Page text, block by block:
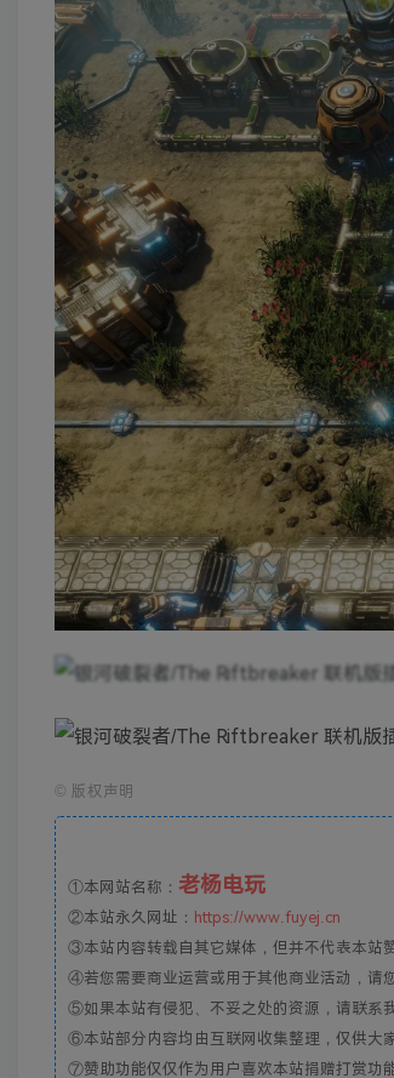
© 版权声明
①本网站名称： 老杨电玩
②本站永久网址： https://www.fuyej.cn
③本站内容转载自其它媒体，但并不代表本站
④若您需要商业运营或用于其他商业活动，请
⑤如果本站有侵犯、不妥之处的资源，请联系
⑥本站部分内容均由互联网收集整理，仅供大
⑦赞助功能仅仅作为用户喜欢本站捐赠打赏功